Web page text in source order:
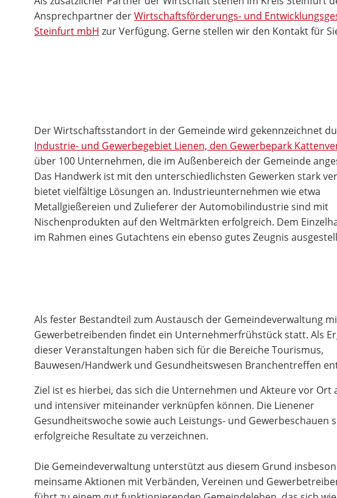
Ansprechpartner derWirtschaftsförderungs- und
Steinfurt mbH zur Verfügung. Gerne stellen wir den Kontakt für
Der Wirtschaftsstandort in der Gemeinde wird gekennzeichnet
Industrie- und Gewerbegebiet Lienen, den Gewerbepark
über 100 Unternehmen, die im Außenbereich der Gemeinde
Das Handwerk ist mit den unterschiedlichsten Gewerken stark
bietet vielfältige Lösungen an. Industrie­unternehmen wie etwa
Metallgießereien und Zulieferer der Automobilindustrie sind mit
Nischenprodukten auf den Weltmärkten erfolgreich. Dem
im Rahmen eines Gutachtens ein ebenso gutes Zeugnis
Als fester Bestandteil zum Austausch der Gemeindeverwaltung
Gewerbetreibenden findet ein Unternehmerfrühstück statt. Als
dieser Veranstaltungen haben sich für die Bereiche Tourismus,
Bauwesen/Handwerk und Gesundheitswesen Branchentreffen
Ziel ist es hierbei, das sich die Unternehmen und Akteure vor Ort
und intensiver miteinander verknüpfen können. Die Lienener
Gesundheitswoche sowie auch Leistungs- und Gewerbeschauen
erfolgreiche Resultate zu verzeichnen.
Die Gemeindeverwaltung unterstützt aus die­sem Grund
meinsame Aktio­nen mit Verbänden, Ver­einen und